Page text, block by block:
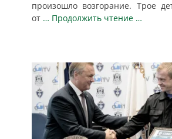
произошло возгорание. Трое
от … Продолжить чтение …